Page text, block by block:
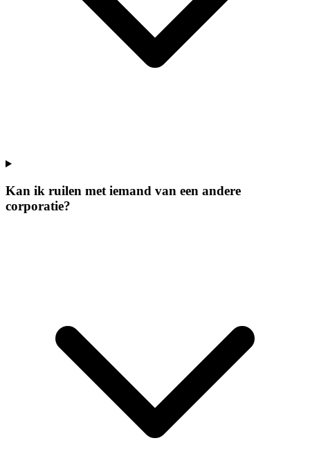
Kan ik ruilen met iemand van een andere
corporatie?